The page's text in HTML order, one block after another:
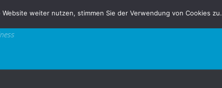
weiter nutzen, stimmen Sie der Verwendung von Cookies zu.